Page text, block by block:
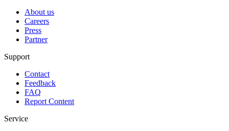
About us
Careers
Press
Partner
Support
Contact
Feedback
FAQ
Report Content
Service